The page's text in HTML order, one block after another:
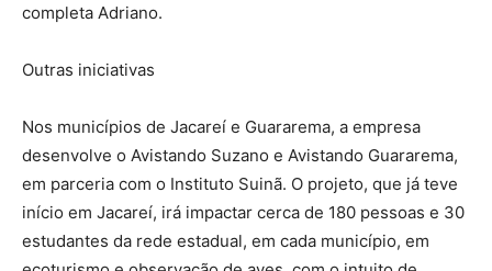
completa Adriano.
Outras iniciativas
Nos municípios de Jacareí e Guararema, a empresa
desenvolve o Avistando Suzano e Avistando Guararema,
em parceria com o Instituto Suinã. O projeto, que já teve
início em Jacareí, irá impactar cerca de 180 pessoas e 30
estudantes da rede estadual, em cada município, em